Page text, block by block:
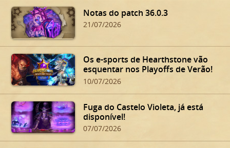
Notas do patch 36.0.3
21/07/2026
Os e-sports de Hearthstone vão
esquentar nos Playoffs de Verão!
10/07/2026
Fuga do Castelo Violeta, já está
disponível!
07/07/2026